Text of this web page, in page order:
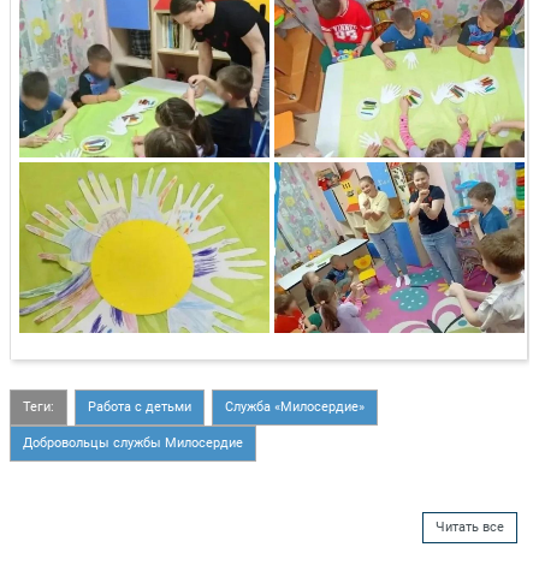
Теги: Работа с детьми Служба «Милосердие»
Добровольцы службы Милосердие
Читать все